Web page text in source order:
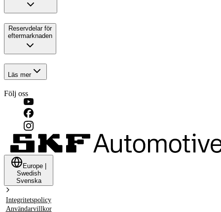
Reservdelar för
eftermarknaden
Läs mer
Följ oss
Europe
Swedish
Svenska
Integritetspolicy
Användarvillkor